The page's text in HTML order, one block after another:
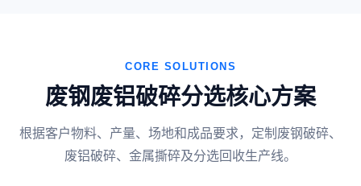
CORE SOLUTIONS
废钢废铝破碎分选核心方案
根据客户物料、产量、场地和成品要求，定制废钢破碎、
废铝破碎、金属撕碎及分选回收生产线。